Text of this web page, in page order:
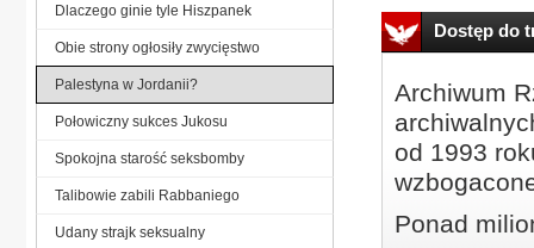
Dostęp do
Archiwum
od 1993
Ponad
Dlaczego ginie tyle Hiszpanek
Obie strony ogłosiły zwycięstwo
Palestyna w Jordanii?
Połowiczny sukces Jukosu
Spokojna starość seksbomby
Talibowie zabili Rabbaniego
Udany strajk seksualny